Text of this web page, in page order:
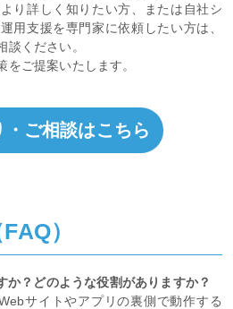
り詳しく知りたい方、または自社シ
用支援を専門家に依頼したい方は、
ください。
ご提案いたします。
・ご相談はこちら
）
か？どのような役割がありますか？
サイトやアプリの裏側で動作する